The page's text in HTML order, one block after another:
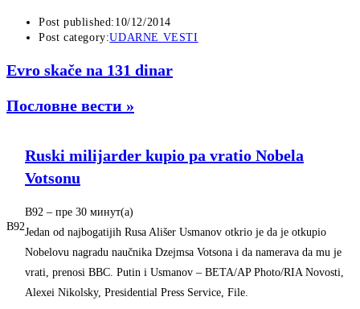
Post published: 10/12/2014
Post category:UDARNE VESTI
Evro skače na 131 dinar
Пословне вести »
B92
Ruski milijarder kupio pa vratio Nobela
Votsonu
B92 – ‎пре 30 минут(а)‎
Jedan od najbogatijih Rusa Ališer Usmanov otkrio je da je otkupio
Nobelovu nagradu naučnika Dzejmsa Votsona i da namerava da mu je
vrati, prenosi BBC. Putin i Usmanov – BETA/AP Photo/RIA Novosti,
Alexei Nikolsky, Presidential Press Service, File.